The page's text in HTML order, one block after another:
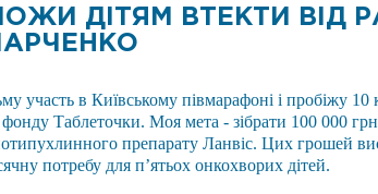
ДІТЯМ ВТЕКТИ ВІД
участь в Київському півмарафоні і пробіжу 10
Таблеточки. Моя мета - зібрати 100 000 грн
препарату Ланвіс. Цих грошей
потребу для п’ятьох онкохворих дітей.